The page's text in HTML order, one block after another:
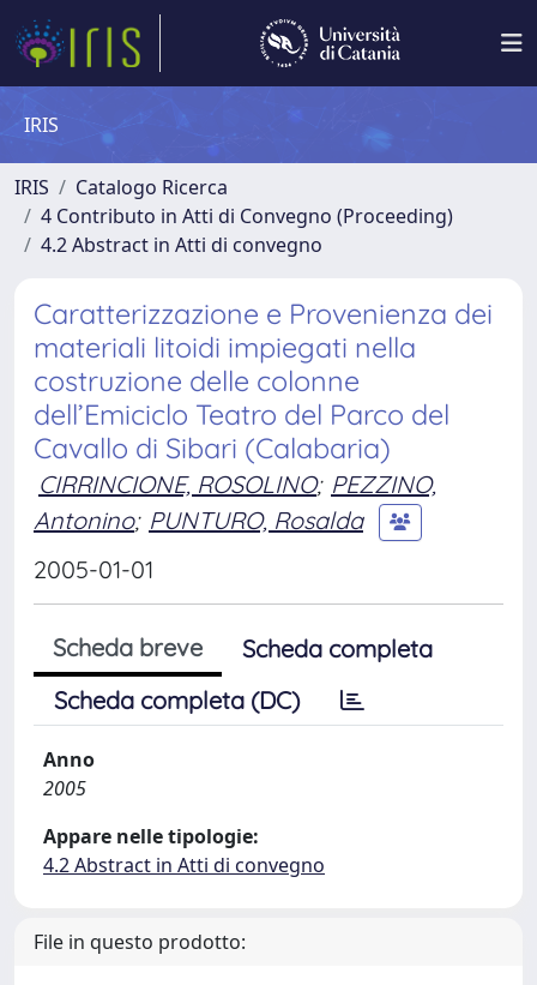
IRIS
IRIS
Catalogo Ricerca
4 Contributo in Atti di Convegno (Proceeding)
4.2 Abstract in Atti di convegno
Caratterizzazione e Provenienza dei
materiali litoidi impiegati nella
costruzione delle colonne
dell’Emiciclo Teatro del Parco del
Cavallo di Sibari (Calabaria)
CIRRINCIONE, ROSOLINO; PEZZINO,
Antonino; PUNTURO, Rosalda
2005-01-01
Scheda breve
Scheda completa
Scheda completa (DC)
Anno
2005
Appare nelle tipologie:
4.2 Abstract in Atti di convegno
File in questo prodotto: